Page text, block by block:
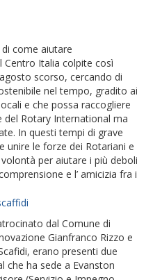
come aiutare
Italia colpite così
scorso, cercando di
nel tempo, gradito ai
e che possa raccogliere
del Rotary International ma
In questi tempi di grave
unire le forze dei Rotariani e
per aiutare i più deboli
e l’ amicizia fra i
dal Comune di
Gianfranco Rizzo e
erano presenti due
che ha sede a Evanston